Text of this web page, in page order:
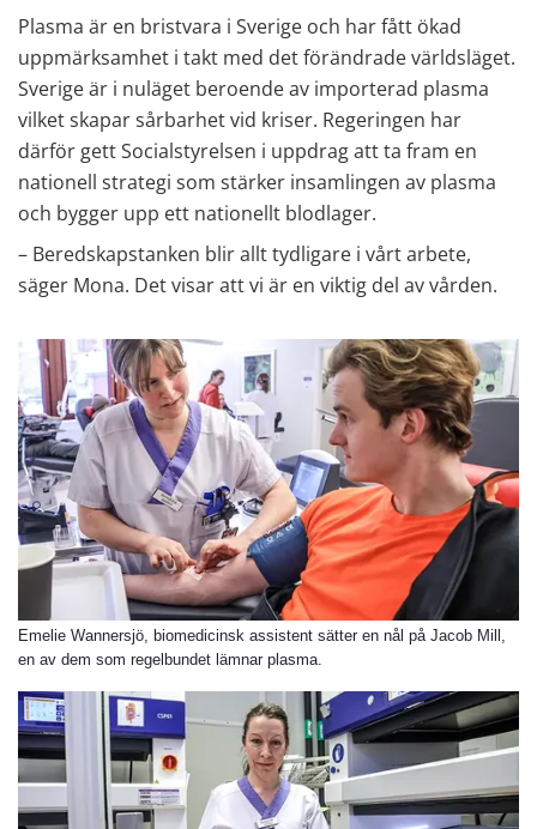
Plasma är en bristvara i Sverige och har fått ökad
uppmärksamhet i takt med det förändrade världsläget.
Sverige är i nuläget beroende av importerad plasma
vilket skapar sårbarhet vid kriser. Regeringen har
därför gett Socialstyrelsen i uppdrag att ta fram en
nationell strategi som stärker insamlingen av plasma
och bygger upp ett nationellt blodlager.
– Beredskapstanken blir allt tydligare i vårt arbete,
säger Mona. Det visar att vi är en viktig del av vården.
Emelie Wannersjö, biomedicinsk assistent sätter en nål på Jacob Mill,
en av dem som regelbundet lämnar plasma.